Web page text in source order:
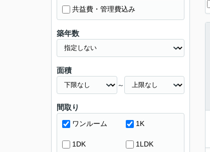
共益費・管理費込み
築年数
面積
～
間取り
ワンルーム 1K
1DK 1LDK